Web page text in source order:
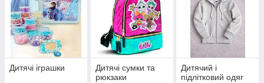
Дитячі іграшки
Дитячі сумки та
рюкзаки
Дитячий і
підлітковий одяг